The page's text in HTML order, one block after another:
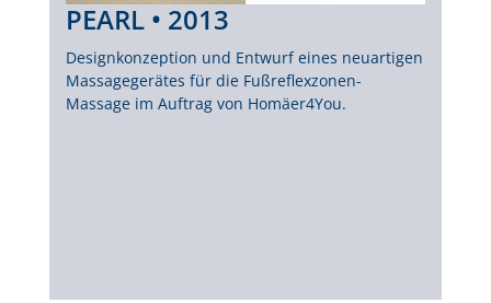
PEARL • 2013
Designkonzeption und Entwurf eines neuartigen
Massagegerätes für die Fußreflexzonen-
Massage im Auftrag von Homäer4You.